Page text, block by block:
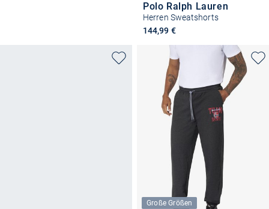
Polo Ralph Lauren
Herren Sweatshorts
144,99 €
Große Größen